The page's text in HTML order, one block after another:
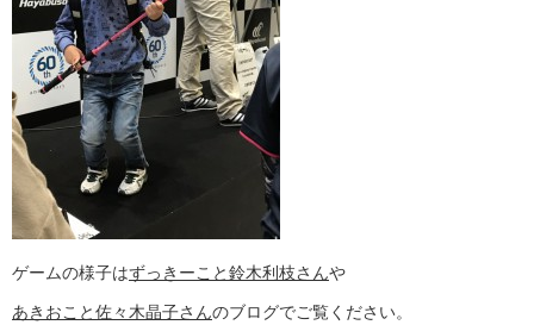
ゲームの様子はずっきーこと鈴木利枝さんや
あきおこと佐々木晶子さんのブログでご覧ください。